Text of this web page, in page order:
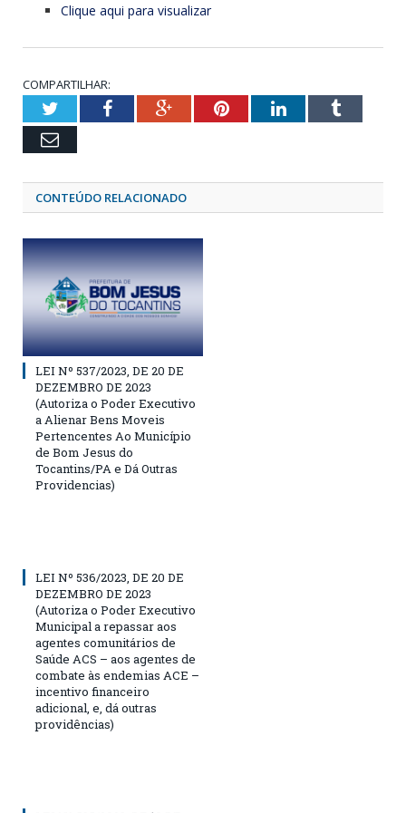
Clique aqui para visualizar
COMPARTILHAR:
TwitterFacebookGoogle+PinterestLinkedInTumblr
Email
CONTEÚDO RELACIONADO
LEI Nº 537/2023, DE 20 DE
DEZEMBRO DE 2023
(Autoriza o Poder Executivo
a Alienar Bens Moveis
Pertencentes Ao Município
de Bom Jesus do
Tocantins/PA e Dá Outras
Providencias)
LEI Nº 536/2023, DE 20 DE
DEZEMBRO DE 2023
(Autoriza o Poder Executivo
Municipal a repassar aos
agentes comunitários de
Saúde ACS – aos agentes de
combate às endemias ACE –
incentivo financeiro
adicional, e, dá outras
providências)